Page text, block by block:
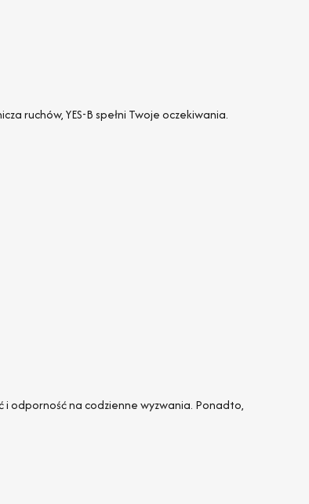
ruchów, YES-B spełni Twoje oczekiwania.
i odporność na codzienne wyzwania. Ponadto,